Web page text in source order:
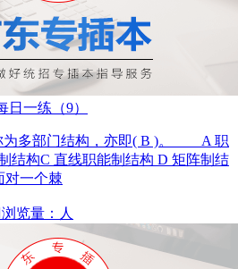
日一练（9）
多部门结构，亦即( B )。 A 职
结构C 直线职能制结构 D 矩阵制结
一个棘
浏览量：人